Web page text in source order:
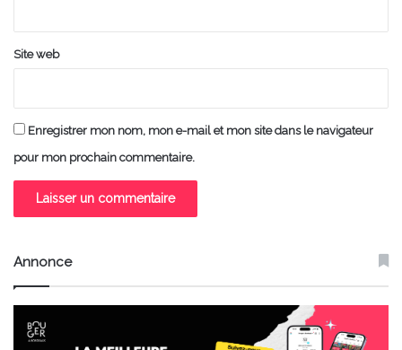
Site web
Enregistrer mon nom, mon e-mail et mon site dans le navigateur
pour mon prochain commentaire.
Annonce